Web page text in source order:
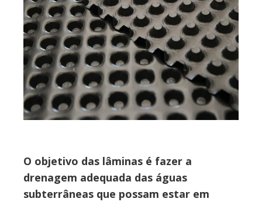
O objetivo das lâminas é fazer a
drenagem adequada das águas
subterrâneas que possam estar em